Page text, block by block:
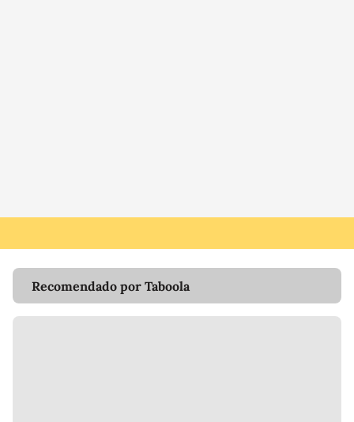
Recomendado por Taboola